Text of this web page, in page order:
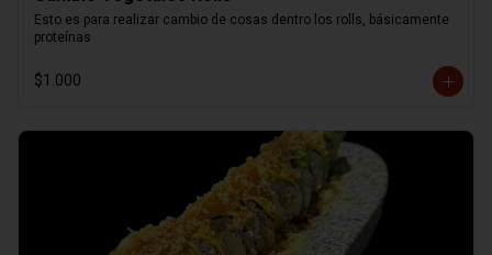
Esto es para realizar cambio de cosas dentro los rolls, básicamente
proteínas
$1.000